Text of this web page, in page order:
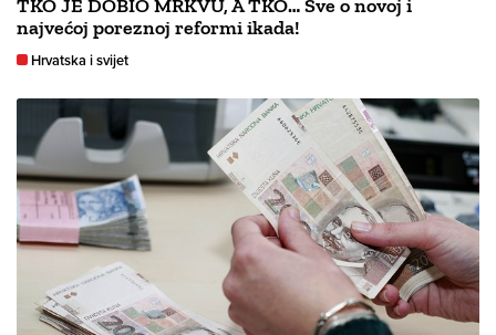
TKO JE DOBIO MRKVU, A TKO… Sve o novoj i
najvećoj poreznoj reformi ikada!
Hrvatska i svijet